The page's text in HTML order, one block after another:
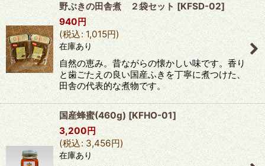
野ぶきの田舎煮 ２袋セット [KFSD-02]
940円
(税込: 1,015円)
在庫あり
自然の恵み。昔ながらの懐かしい味です。香り
と歯ごたえの良い国産ふきを丁寧に煮つけた、
田舎の代表的な煮物です。
国産蜂蜜(460g) [KFHO-01]
3,200円
(税込: 3,456円)
在庫あり